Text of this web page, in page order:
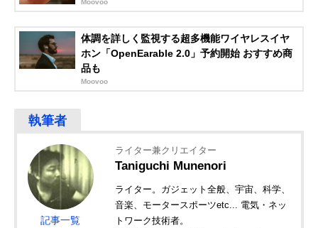
体調を詳しく監視する超多機能ワイヤレスイヤ
ホン「OpenEarable 2.0」予約開始 おすすめ商
品も
Moovoo
記事一覧
ライター兼クリエイター
Taniguchi Munenori
ライター。ガジェット全般、宇宙、科学、
音楽、モータースポーツetc... 電気・ネッ
トワーク技術者。